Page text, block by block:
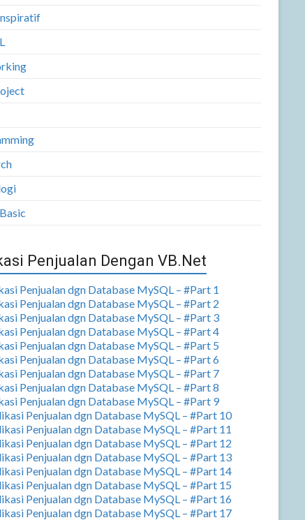
Penjualan Dengan VB.Net
Penjualan dgn Database MySQL – #Part 1
Penjualan dgn Database MySQL – #Part 2
Penjualan dgn Database MySQL – #Part 3
Penjualan dgn Database MySQL – #Part 4
Penjualan dgn Database MySQL – #Part 5
Penjualan dgn Database MySQL – #Part 6
Penjualan dgn Database MySQL – #Part 7
Penjualan dgn Database MySQL – #Part 8
Penjualan dgn Database MySQL – #Part 9
Penjualan dgn Database MySQL – #Part 10
Penjualan dgn Database MySQL – #Part 11
Penjualan dgn Database MySQL – #Part 12
Penjualan dgn Database MySQL – #Part 13
Penjualan dgn Database MySQL – #Part 14
Penjualan dgn Database MySQL – #Part 15
Penjualan dgn Database MySQL – #Part 16
Penjualan dgn Database MySQL – #Part 17